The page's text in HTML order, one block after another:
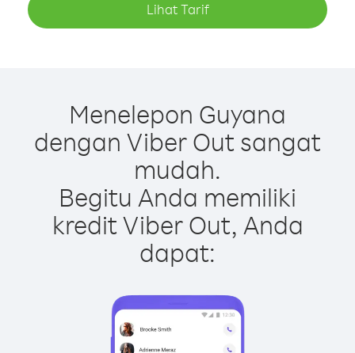
Lihat Tarif
Menelepon Guyana
dengan Viber Out sangat
mudah.
Begitu Anda memiliki
kredit Viber Out, Anda
dapat: